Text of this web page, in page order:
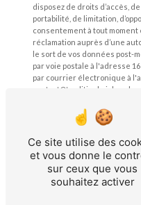
disposez de droits d’accès,
portabilité, de limitation,
consentement à tout
réclamation auprès d’une
le sort de vos données post-
par voie postale à l'adresse
par courrier électronique à
vous être demandé. Nous
période de prise de contact
légale aux fins probatoires
le droit de vous inscrire sur
téléphonique, disponible à
le site cnil.fr pour plus
Ce site utilise des
et vous donne le
sur ceux que vous
souhaitez activer